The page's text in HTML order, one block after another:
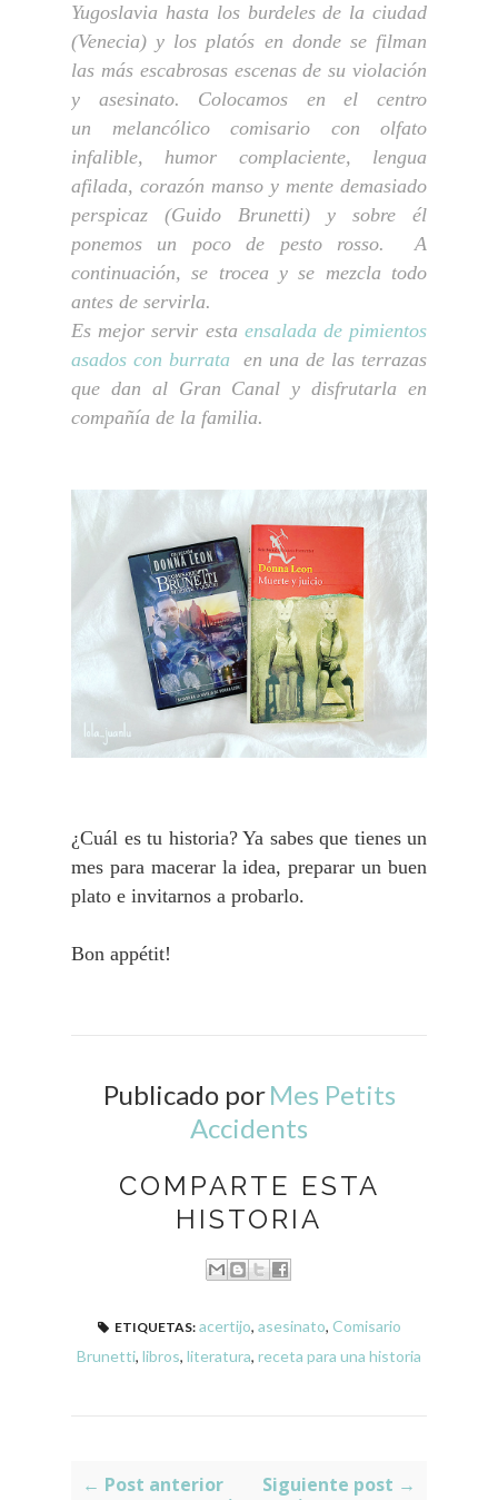
Yugoslavia hasta los burdeles de la ciudad
(Venecia) y los platós en donde se filman
las más escabrosas escenas de su violación
y asesinato. Colocamos en el centro
un melancólico comisario con olfato
infalible, humor complaciente, lengua
afilada, corazón manso y mente demasiado
perspicaz (Guido Brunetti) y sobre él
ponemos un poco de pesto rosso. A
continuación, se trocea y se mezcla todo
antes de servirla.
Es mejor servir esta ensalada de pimientos
asados con burrata en una de las terrazas
que dan al Gran Canal y disfrutarla en
compañía de la familia.
¿Cuál es tu historia? Ya sabes que tienes un
mes para macerar la idea, preparar un buen
plato e invitarnos a probarlo.
Bon appétit!
Publicado porMes Petits
Accidents
COMPARTE ESTA
HISTORIA
ETIQUETAS: acertijo, asesinato, Comisario
Brunetti, libros, literatura, receta para una historia
← Post anterior Siguiente post →